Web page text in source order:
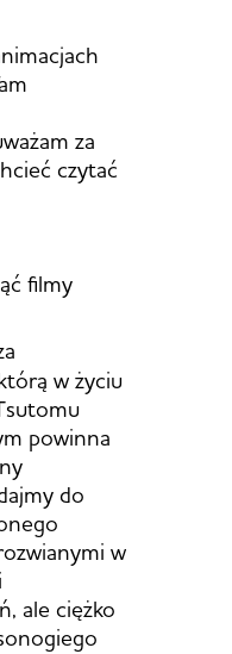
za
czytać
filmy
w życiu
powinna
do
w
ale ciężko